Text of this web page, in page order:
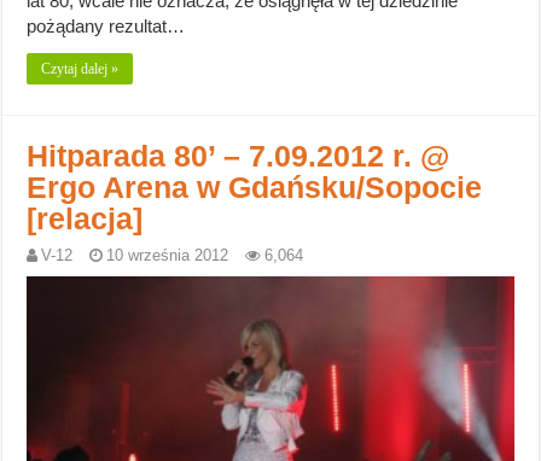
pożądany rezultat…
Czytaj dalej »
Hitparada 80’ – 7.09.2012 r. @
Ergo Arena w Gdańsku/Sopocie
[relacja]
V-12 10 września 2012 6,064